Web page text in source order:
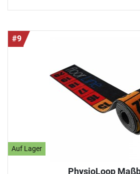
#9
Auf Lager
PhysioLoop